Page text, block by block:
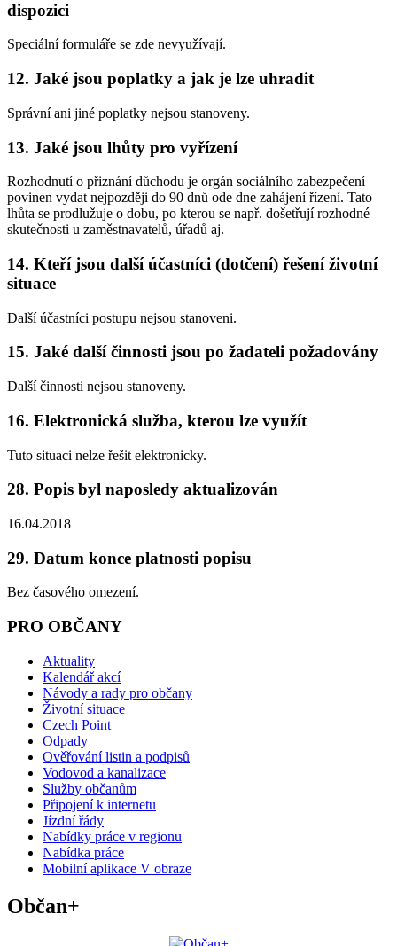
dispozici
Speciální formuláře se zde nevyužívají.
12. Jaké jsou poplatky a jak je lze uhradit
Správní ani jiné poplatky nejsou stanoveny.
13. Jaké jsou lhůty pro vyřízení
Rozhodnutí o přiznání důchodu je orgán sociálního zabezpečení
povinen vydat nejpozději do 90 dnů ode dne zahájení řízení. Tato
lhůta se prodlužuje o dobu, po kterou se např. došetřují rozhodné
skutečnosti u zaměstnavatelů, úřadů aj.
14. Kteří jsou další účastníci (dotčení) řešení životní
situace
Další účastníci postupu nejsou stanoveni.
15. Jaké další činnosti jsou po žadateli požadovány
Další činnosti nejsou stanoveny.
16. Elektronická služba, kterou lze využít
Tuto situaci nelze řešit elektronicky.
28. Popis byl naposledy aktualizován
16.04.2018
29. Datum konce platnosti popisu
Bez časového omezení.
PRO OBČANY
Aktuality
Kalendář akcí
Návody a rady pro občany
Životní situace
Czech Point
Odpady
Ověřování listin a podpisů
Vodovod a kanalizace
Služby občanům
Připojení k internetu
Jízdní řády
Nabídky práce v regionu
Nabídka práce
Mobilní aplikace V obraze
Občan+